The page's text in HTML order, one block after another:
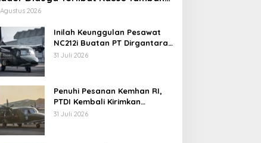
2026
Inilah Keunggulan Pesawat
NC212i Buatan PT Dirgantara
Indonesia, Siap Dukung
31 Juli 2026
Penuhi Pesanan Kemhan RI,
PTDI Kembali Kirimkan
Pesawat NC212i ke Pangkalan
31 Juli 2026